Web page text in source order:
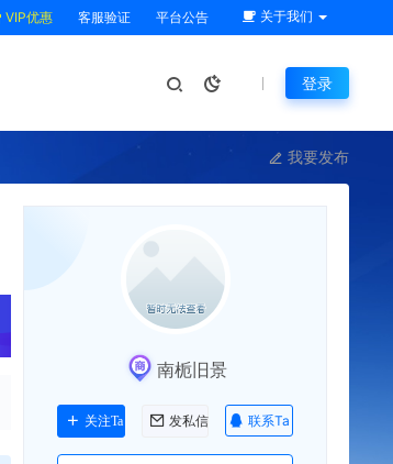
VIP优惠 客服验证 平台公告 关于我们
登录
我要发布
南栀旧景
关注Ta 发私信 联系Ta